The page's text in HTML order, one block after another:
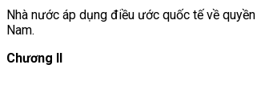
Nhà nước áp dụng điều ước quốc tế về
Nam.
Chương II